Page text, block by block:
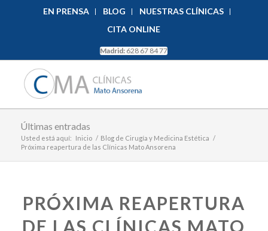
EN PRENSA BLOG
NUESTRAS CLÍNICAS
CITA ONLINE
Madrid: 628 67 84 77
Últimas entradas
Usted está aquí: Inicio / Blog de Cirugía y Medicina Estética /
Próxima reapertura de las Clínicas Mato Ansorena
PRÓXIMA REAPERTURA
DE LAS CLÍNICAS MATO